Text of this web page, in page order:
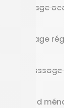
Ménage
Ménage
Repassage
Grand